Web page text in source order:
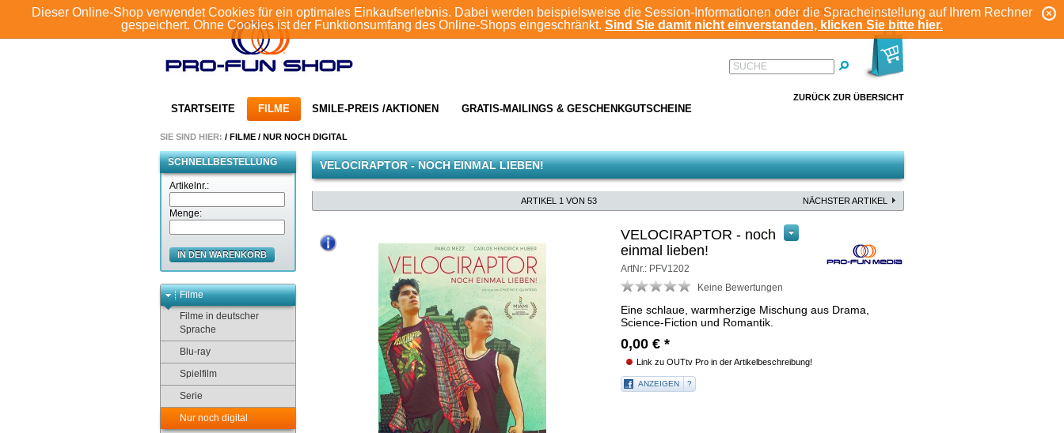
Dieser Online-Shop verwendet Cookies für ein optimales Einkaufserlebnis. Dabei werden beispielsweise die Session-Informationen oder die Spracheinstellung auf Ihrem Rechner
gespeichert. Ohne Cookies ist der Funktionsumfang des Online-Shops eingeschränkt. Sind Sie damit nicht einverstanden, klicken Sie bitte hier.
KONTO
ANMELDEN REGISTRIEREN
STARTSEITE FILME SMILE-PREIS /AKTIONEN GRATIS-MAILINGS & GESCHENKGUTSCHEINE
SUCHE
SIE SIND HIER: / FILME / NUR NOCH DIGITAL
SCHNELLBESTELLUNG
Artikelnr.:
Menge:
IN DEN WARENKORB
Filme
Filme in deutscher
Sprache
Blu-ray
Spielfilm
Serie
Nur noch digital
ZURÜCK ZUR ÜBERSICHT
VELOCIRAPTOR - NOCH EINMAL LIEBEN!
ARTIKEL 1 VON 53 NÄCHSTER ARTIKEL
VELOCIRAPTOR - noch
einmal lieben!
ArtNr.: PFV1202
Keine Bewertungen
Eine schlaue, warmherzige Mischung aus Drama,
Science-Fiction und Romantik.
0,00 € *
Link zu OUTtv Pro in der Artikelbeschreibung!
ANZEIGEN ?